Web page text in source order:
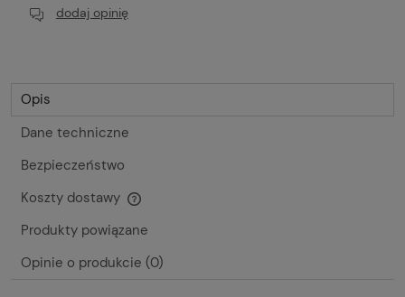
dodaj opinię
Opis
Dane techniczne
Bezpieczeństwo
Koszty dostawy
Cena nie zawiera ewentualnych kosztów płatności
Produkty powiązane
Opinie o produkcie (0)